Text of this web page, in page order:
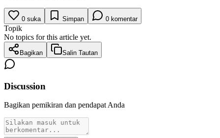
0 suka Simpan 0 komentar
Topik
No topics for this article yet.
Bagikan Salin Tautan
Discussion
Bagikan pemikiran dan pendapat Anda